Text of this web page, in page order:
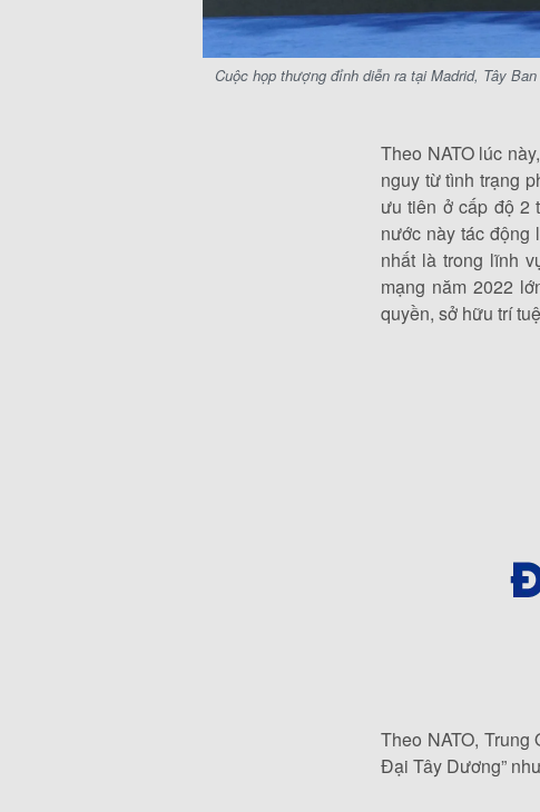
Cuộc họp thượng đỉnh diễn ra tại Madrid, Tây
Theo NATO lúc
nguy từ tình trạng
ưu tiên ở cấp độ 2
nước này tác động
nhất là trong lĩnh
mạng năm 2022
quyền, sở hữu trí
Theo NATO,
Đại Tây Dương”